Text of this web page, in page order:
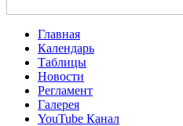
Главная
Календарь
Таблицы
Новости
Регламент
Галерея
YouTube Канал